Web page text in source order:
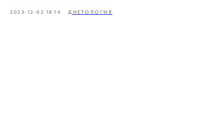
2023-12-03 18:14 ДИЕТОЛОГИЯ